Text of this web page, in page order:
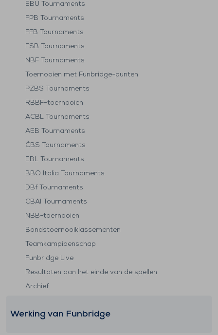
EBU Tournaments
FPB Tournaments
FFB Tournaments
FSB Tournaments
NBF Tournaments
Toernooien met Funbridge-punten
PZBS Tournaments
RBBF-toernooien
ACBL Tournaments
AEB Tournaments
ČBS Tournaments
EBL Tournaments
BBO Italia Tournaments
DBf Tournaments
CBAI Tournaments
NBB-toernooien
Bondstoernooiklassementen
Teamkampioenschap
Funbridge Live
Resultaten aan het einde van de spellen
Archief
Werking van Funbridge